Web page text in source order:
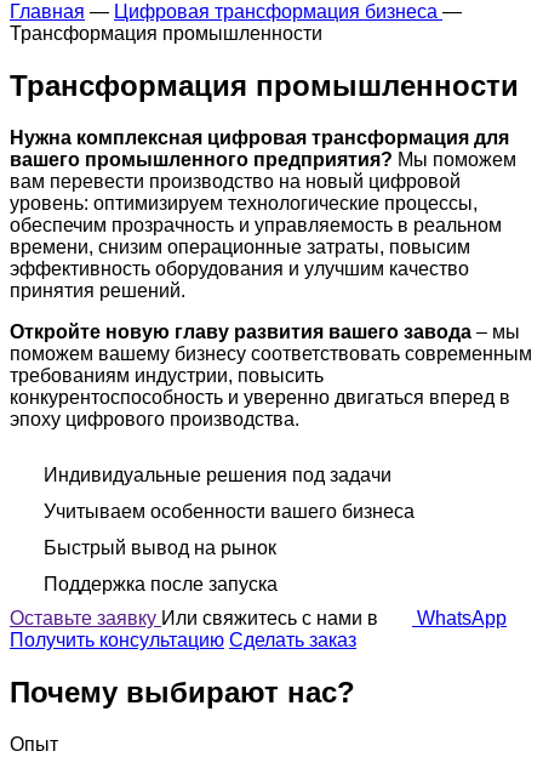
Главная — Цифровая трансформация бизнеса —
Трансформация промышленности
Трансформация промышленности
Нужна комплексная цифровая трансформация для
вашего промышленного предприятия? Мы поможем
вам перевести производство на новый цифровой
уровень: оптимизируем технологические процессы,
обеспечим прозрачность и управляемость в реальном
времени, снизим операционные затраты, повысим
эффективность оборудования и улучшим качество
принятия решений.
Откройте новую главу развития вашего завода – мы
поможем вашему бизнесу соответствовать современным
требованиям индустрии, повысить
конкурентоспособность и уверенно двигаться вперед в
эпоху цифрового производства.
Индивидуальные решения под задачи
Учитываем особенности вашего бизнеса
Быстрый вывод на рынок
Поддержка после запуска
Оставьте заявку Или свяжитесь с нами в
WhatsApp
Получить консультацию Сделать заказ
Почему выбирают нас?
Опыт